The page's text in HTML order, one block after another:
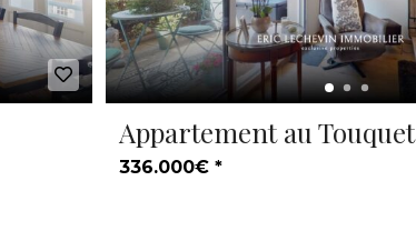
Appartement au Touquet
336.000€ *